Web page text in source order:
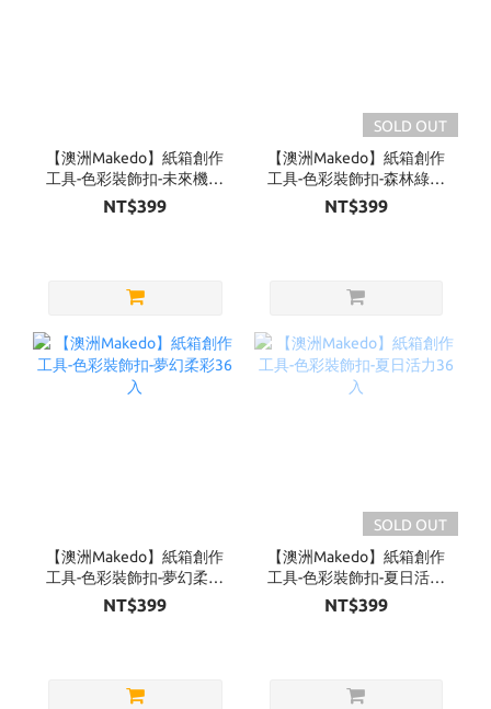
【澳洲Makedo】紙箱創作
工具-色彩裝飾扣-未來機械
36入
NT$399
SOLD OUT
【澳洲Makedo】紙箱創作
工具-色彩裝飾扣-森林綠意
36入
NT$399
【澳洲Makedo】紙箱創作
工具-色彩裝飾扣-夢幻柔彩
36入
NT$399
SOLD OUT
【澳洲Makedo】紙箱創作
工具-色彩裝飾扣-夏日活力
36入
NT$399